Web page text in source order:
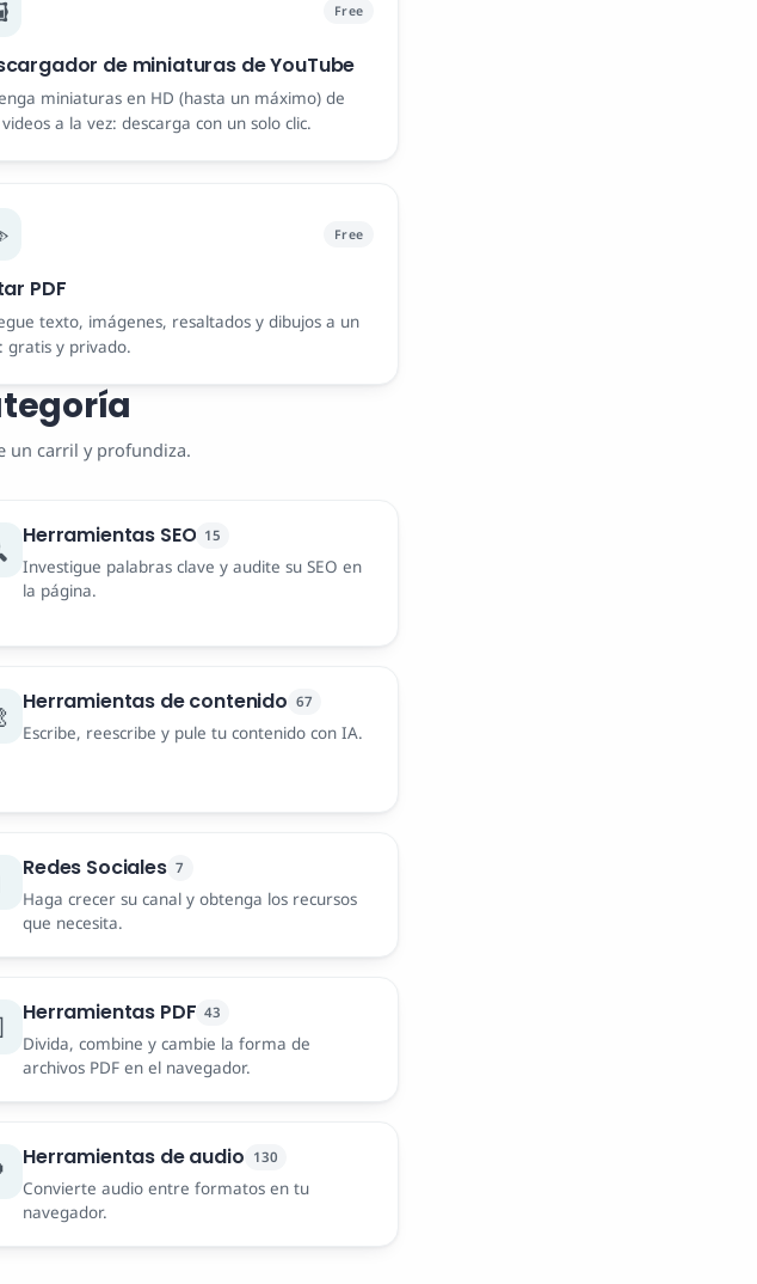
Free
de miniaturas de YouTube
miniaturas en HD (hasta un máximo) de
a la vez: descarga con un solo clic.
Free
PDF
texto, imágenes, resaltados y dibujos a un
gratis y privado.
un carril y profundiza.
Herramientas SEO 15
Investigue palabras clave y audite su SEO en
la página.
Herramientas de contenido 67
Escribe, reescribe y pule tu contenido con IA.
Redes Sociales 7
Haga crecer su canal y obtenga los recursos
que necesita.
Herramientas PDF 43
Divida, combine y cambie la forma de
archivos PDF en el navegador.
Herramientas de audio 130
Convierte audio entre formatos en tu
navegador.